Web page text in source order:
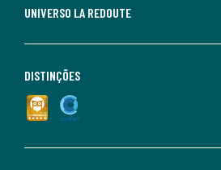
UNIVERSO LA REDOUTE
DISTINÇÕES